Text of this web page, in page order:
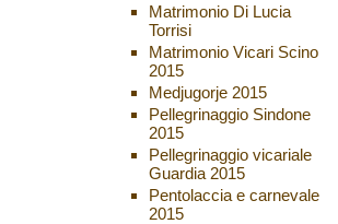
Matrimonio Di Lucia
Torrisi
Matrimonio Vicari Scino
2015
Medjugorje 2015
Pellegrinaggio Sindone
2015
Pellegrinaggio vicariale
Guardia 2015
Pentolaccia e carnevale
2015